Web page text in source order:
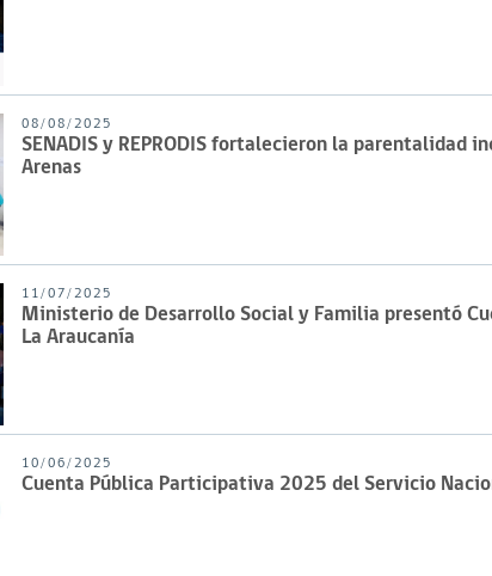
08/08/2025
SENADIS y REPRODIS fortalecieron la parentalidad
Arenas
11/07/2025
Ministerio de Desarrollo Social y Familia presentó
La Araucanía
10/06/2025
Cuenta Pública Participativa 2025 del Servicio